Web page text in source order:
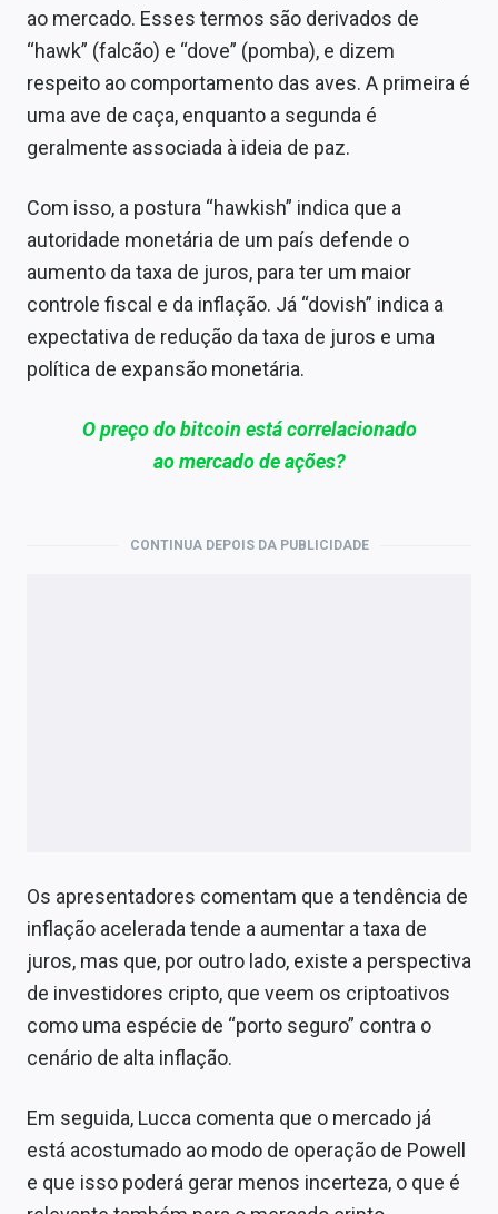
ao mercado. Esses termos são derivados de
“hawk” (falcão) e “dove” (pomba), e dizem
respeito ao comportamento das aves. A primeira é
uma ave de caça, enquanto a segunda é
geralmente associada à ideia de paz.
Com isso, a postura “hawkish” indica que a
autoridade monetária de um país defende o
aumento da taxa de juros, para ter um maior
controle fiscal e da inflação. Já “dovish” indica a
expectativa de redução da taxa de juros e uma
política de expansão monetária.
O preço do bitcoin está correlacionado
ao mercado de ações?
CONTINUA DEPOIS DA PUBLICIDADE
Os apresentadores comentam que a tendência de
inflação acelerada tende a aumentar a taxa de
juros, mas que, por outro lado, existe a perspectiva
de investidores cripto, que veem os criptoativos
como uma espécie de “porto seguro” contra o
cenário de alta inflação.
Em seguida, Lucca comenta que o mercado já
está acostumado ao modo de operação de Powell
e que isso poderá gerar menos incerteza, o que é